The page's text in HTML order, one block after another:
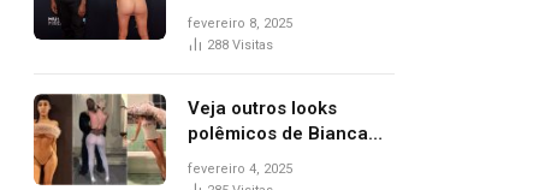
Questionamento surgiu
após Bianca Censori,
premiação
fevereiro 8, 2025
288 Visitas
Veja outros looks
polêmicos de Bianca
Censori, esposa de
Kanye West que
fevereiro 4, 2025